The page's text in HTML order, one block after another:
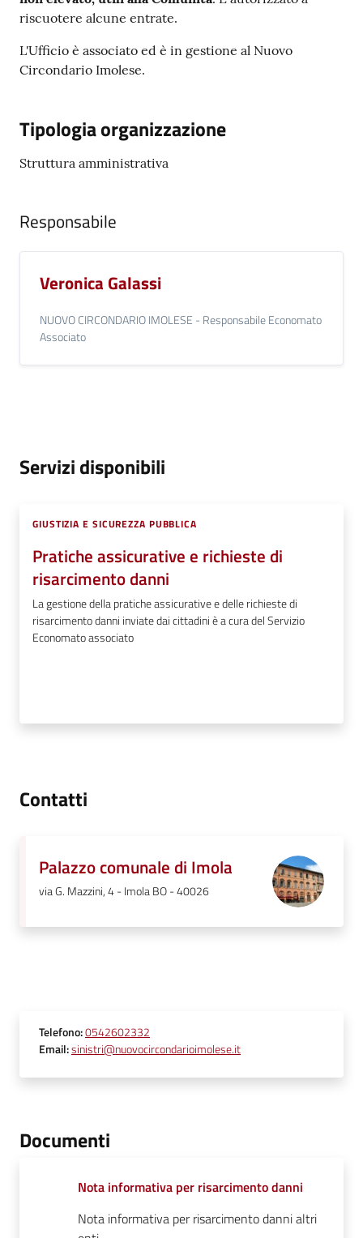
online
Tutti
gli
Seguici
riscuotere alcune entrate.
L'Ufficio è associato ed è in gestione al Nuovo
Circondario Imolese.
Tipologia organizzazione
Struttura amministrativa
Responsabile
Veronica Galassi
NUOVO CIRCONDARIO IMOLESE - Responsabile Economato
Associato
Servizi disponibili
GIUSTIZIA E SICUREZZA PUBBLICA
Pratiche assicurative e richieste di
risarcimento danni
La gestione della pratiche assicurative e delle richieste di
risarcimento danni inviate dai cittadini è a cura del Servizio
Economato associato
Contatti
Palazzo comunale di Imola
via G. Mazzini, 4 - Imola BO - 40026
Telefono:0542602332
Email:sinistri@nuovocircondarioimolese.it
Documenti
Nota informativa per risarcimento danni
Nota informativa per risarcimento danni altri